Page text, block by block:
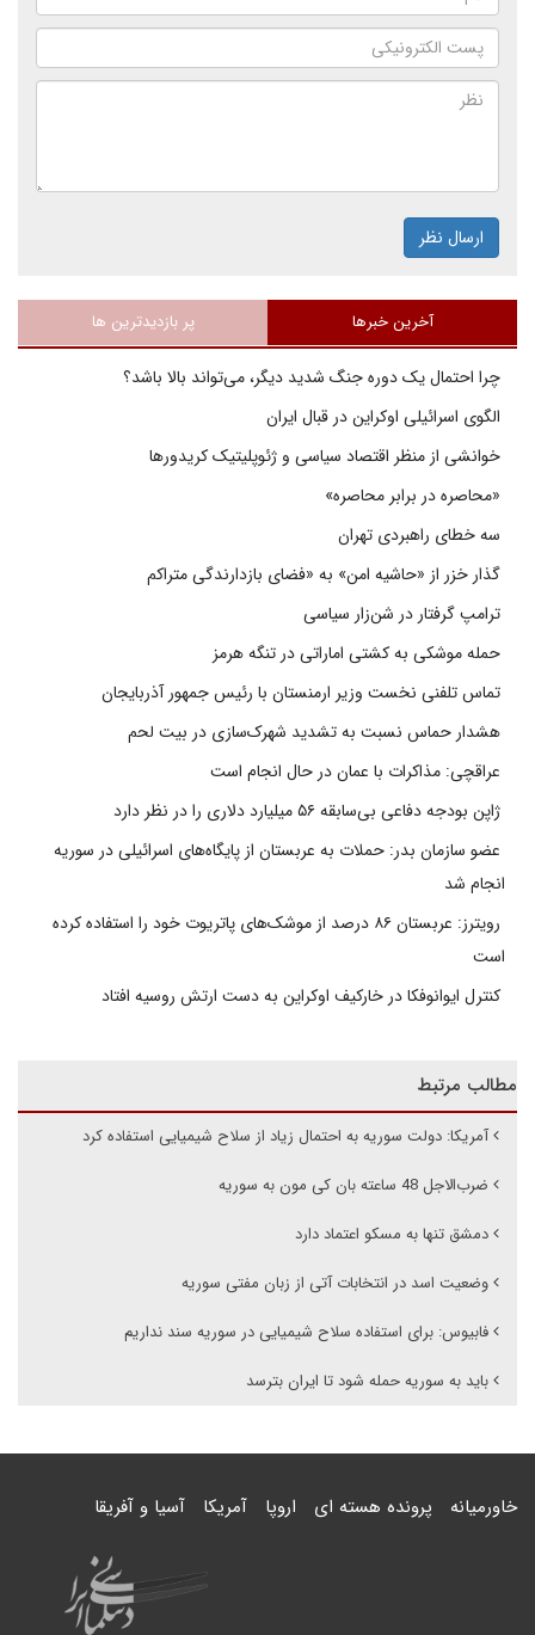
ارسال نظر
آخرین خبرها پر بازدیدترین ها
چرا احتمال یک دوره جنگ شدید دیگر، می‌تواند بالا باشد؟
الگوی اسرائیلی اوکراین در قبال ایران
خوانشی از منظر اقتصاد سیاسی و ژئوپلیتیک کریدورها
«محاصره در برابر محاصره»
سه خطای راهبردی تهران
گذار خزر از «حاشیه امن» به «فضای بازدارندگی متراکم
ترامپ گرفتار در شن‌زار سیاسی
حمله موشکی به کشتی اماراتی در تنگه هرمز
تماس تلفنی نخست وزیر ارمنستان با رئیس جمهور آذربایجان
هشدار حماس نسبت به تشدید شهرک‌سازی در بیت‌ لحم
عراقچی: مذاکرات با عمان در حال انجام است
ژاپن بودجه دفاعی بی‌سابقه ۵۶ میلیارد دلاری را در نظر دارد
عضو سازمان بدر: حملات به عربستان از پایگاه‌های اسرائیلی در سوریه
انجام شد
رویترز: عربستان ۸۶ درصد از موشک‌های پاتریوت خود را استفاده کرده
است
کنترل ایوانوفکا در خارکیف اوکراین به دست ارتش روسیه افتاد
مطالب مرتبط
آمریکا: دولت سوریه به احتمال زیاد از سلاح شیمیایی استفاده کرد
ضرب‌الاجل 48 ساعته بان کی مون به سوریه
دمشق تنها به مسکو اعتماد دارد
وضعیت اسد در انتخابات آتی از زبان مفتی سوریه
فابیوس: برای استفاده سلاح شیمیایی در سوریه سند نداریم
باید به سوریه حمله شود تا ایران بترسد
خاورمیانه پرونده هسته ای اروپا آمریکا آسیا و آفریقا